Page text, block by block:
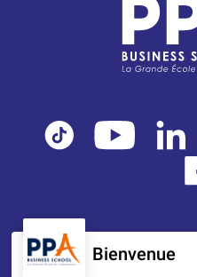
Mentions légales
Bienvenue